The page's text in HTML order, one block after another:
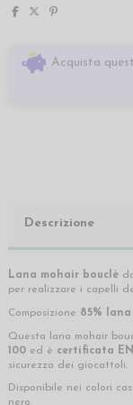
Acquista
Descrizione
Lana mohair bouclè
per realizzare i capelli
Composizione 85%
Questa lana mohair
100 ed è certificata EN
sicurezza dei giocattoli.
Disponibile nei colori
nero.